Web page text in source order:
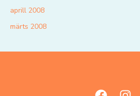
aprill 2008
märts 2008